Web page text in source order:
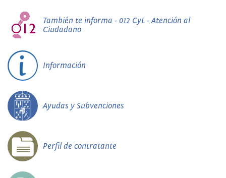
También te informa - 012 CyL - Atención al
Ciudadano
Información
Ayudas y Subvenciones
Perfil de contratante